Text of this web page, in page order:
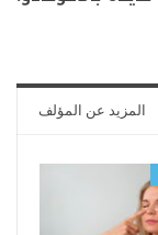
المزيد عن المؤلف